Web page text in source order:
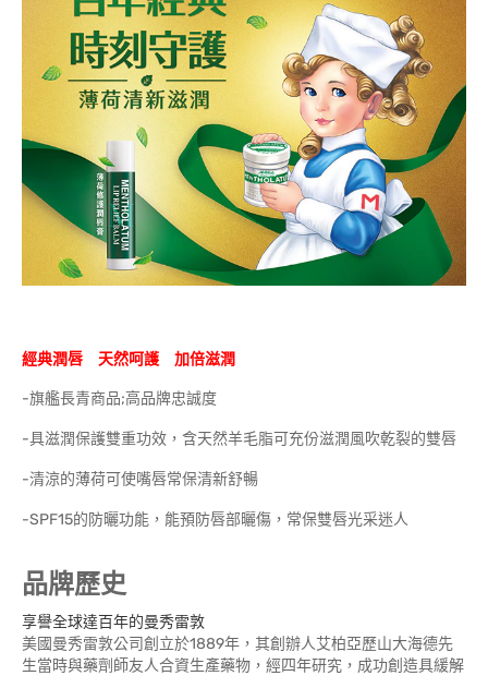
經典潤唇 天然呵護 加倍滋潤
-旗艦長青商品;高品牌忠誠度
-具滋潤保護雙重功效，含天然羊毛脂可充份滋潤風吹乾裂的雙唇
-清涼的薄荷可使嘴唇常保清新舒暢
-SPF15的防曬功能，能預防唇部曬傷，常保雙唇光采迷人
品牌歷史
享譽全球達百年的曼秀雷敦
美國曼秀雷敦公司創立於1889年，其創辦人艾柏亞歷山大海德先
生當時與藥劑師友人合資生產藥物，經四年研究，成功創造具緩解